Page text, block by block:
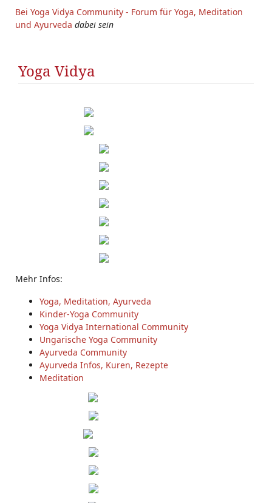
Bei Yoga Vidya Community - Forum für Yoga, Meditation
und Ayurveda dabei sein
Yoga Vidya
Mehr Infos:
Yoga, Meditation, Ayurveda
Kinder-Yoga Community
Yoga Vidya International Community
Ungarische Yoga Community
Ayurveda Community
Ayurveda Infos, Kuren, Rezepte
Meditation